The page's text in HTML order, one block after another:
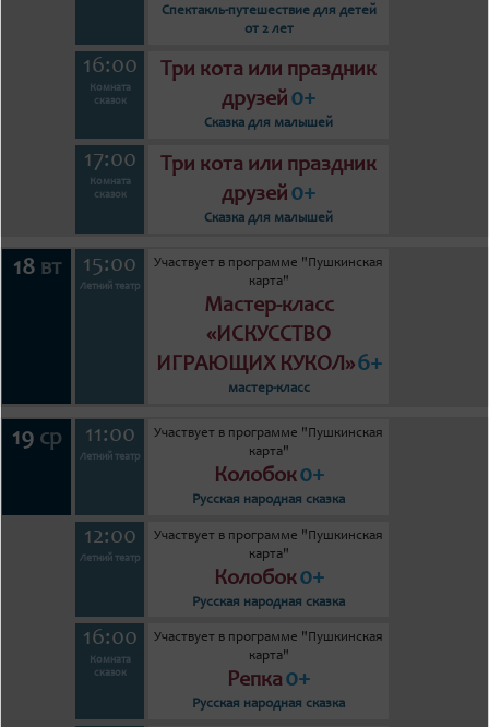
Спектакль-путешествие для детей
от 2 лет
16:00
Комната
сказок
Три кота или праздник
друзей0+
Сказка для малышей
17:00
Комната
сказок
Три кота или праздник
друзей0+
Сказка для малышей
18вт 15:00
Летний театр
Участвует в программе "Пушкинская
карта"
Мастер-класс
«ИСКУССТВО
ИГРАЮЩИХ КУКОЛ»6+
мастер-класс
19ср 11:00
Летний театр
Участвует в программе "Пушкинская
карта"
Колобок0+
Русская народная сказка
12:00
Летний театр
Участвует в программе "Пушкинская
карта"
Колобок0+
Русская народная сказка
16:00
Комната
сказок
Участвует в программе "Пушкинская
карта"
Репка0+
Русская народная сказка